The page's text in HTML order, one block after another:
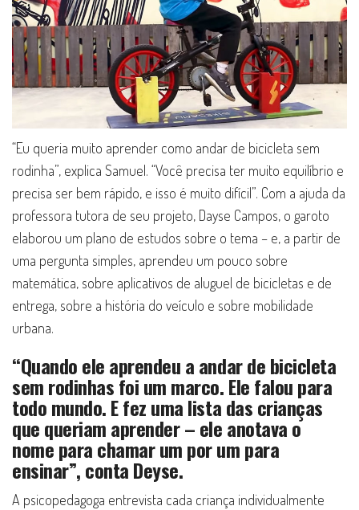
“Eu queria muito aprender como andar de bicicleta sem
rodinha”, explica Samuel. “Você precisa ter muito equilíbrio e
precisa ser bem rápido, e isso é muito difícil”. Com a ajuda da
professora tutora de seu projeto, Dayse Campos, o garoto
elaborou um plano de estudos sobre o tema – e, a partir de
uma pergunta simples, aprendeu um pouco sobre
matemática, sobre aplicativos de aluguel de bicicletas e de
entrega, sobre a história do veículo e sobre mobilidade
urbana.
“Quando ele aprendeu a andar de bicicleta
sem rodinhas foi um marco. Ele falou para
todo mundo. E fez uma lista das crianças
que queriam aprender – ele anotava o
nome para chamar um por um para
ensinar”, conta Deyse.
A psicopedagoga entrevista cada criança individualmente